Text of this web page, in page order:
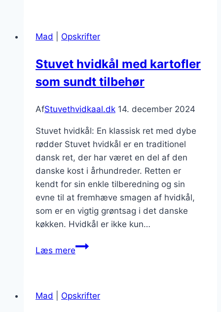
for
noter
Mad Opskrifter
Stuvet hvidkål med kartofler
som sundt tilbehør
AfStuvethvidkaal.dk 14. december 2024
Stuvet hvidkål: En klassisk ret med dybe
rødder Stuvet hvidkål er en traditionel
dansk ret, der har været en del af den
danske kost i århundreder. Retten er
kendt for sin enkle tilberedning og sin
evne til at fremhæve smagen af hvidkål,
som er en vigtig grøntsag i det danske
køkken. Hvidkål er ikke kun…
Læs mereStuvet
som
Mad Opskrifter